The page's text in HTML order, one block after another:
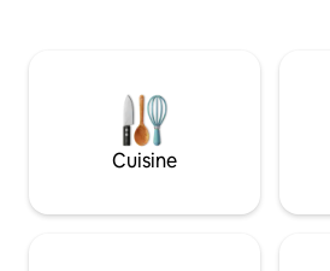
fait l'espace idéal pour les repas en
famille, le café du matin ou tout
simplement pour profiter d'une vue à
couper le souffle ✨ À proximité de la
de VTT et des restaurants
Cuisine